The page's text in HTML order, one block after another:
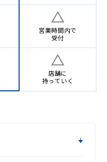
営業時間内で
受付
店舗に
持っていく